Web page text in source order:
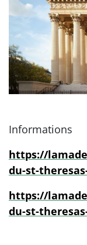
Informations
https://
du-st-
https://
du-st-